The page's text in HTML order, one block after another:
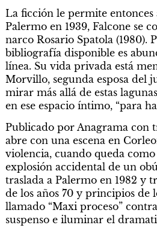
La ficción le permite entonces
Palermo en 1939, Falcone se
narco Rosario Spatola (1980).
bibliografía disponible es
línea. Su vida privada está
Morvillo, segunda esposa del
mirar más allá de estas
en ese espacio íntimo, “para
Publicado por Anagrama con
abre con una escena en
violencia, cuando queda
explosión accidental de un
traslada a Palermo en 1982 y
de los años 70 y principios de
llamado “Maxi proceso”
suspenso e iluminar el